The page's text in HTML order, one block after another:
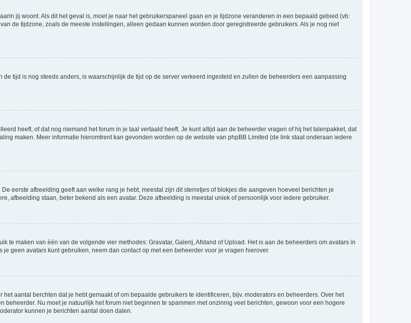
jij woont. Als dit het geval is, moet je naar het gebruikerspaneel gaan en je tijdzone veranderen in een bepaald gebied (vb:
de tijdzone, zoals de meeste instellingen, alleen gedaan kunnen worden door geregistreerde gebruikers. Als je nog niet
tijd is nog steeds anders, is waarschijnlijk de tijd op de server verkeerd ingesteld en zullen de beheerders een aanpassing
heeft, of dat nog niemand het forum in je taal vertaald heeft. Je kunt altijd aan de beheerder vragen of hij het talenpakket, dat
maken. Meer informatie hieromtrent kan gevonden worden op de website van phpBB Limited (de link staat onderaan iedere
eerste afbeelding geeft aan welke rang je hebt, meestal zijn dit sterretjes of blokjes die aangeven hoeveel berichten je
afbeelding staan, beter bekend als een avatar. Deze afbeelding is meestal uniek of persoonlijk voor iedere gebruiker.
te maken van één van de volgende vier methodes: Gravatar, Galerij, Afstand of Upload. Het is aan de beheerders om avatars in
geen avatars kunt gebruiken, neem dan contact op met een beheerder voor je vragen hierover.
aantal berchten dat je hebt gemaakt of om bepaalde gebruikers te identificeren, bijv. moderators en beheerders. Over het
Nu moet je natuurlijk het forum niet beginnen te spammen met onzinnig veel berichten, gewoon voor een hogere
kunnen je berichten aantal doen dalen.